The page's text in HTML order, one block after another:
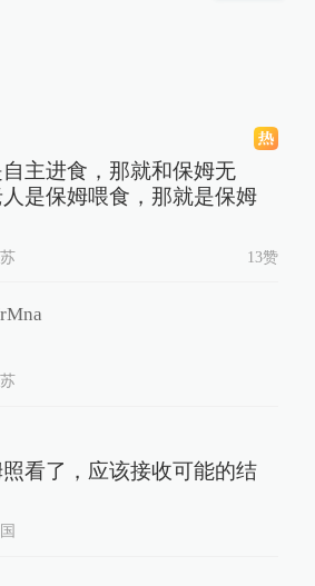
主进食，那就和保姆无
是保姆喂食，那就是保姆
13赞
看了，应该接收可能的结